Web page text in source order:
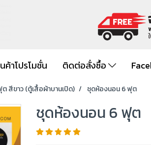
ค้าโปรโมชั่น ติดต่อสั่งซื้อ
สีขาว (ตู้เสื้อผ้าบานเปิด) ชุดห้องนอน 6 ฟุต
ชุดห้องนอน 6 ฟุต